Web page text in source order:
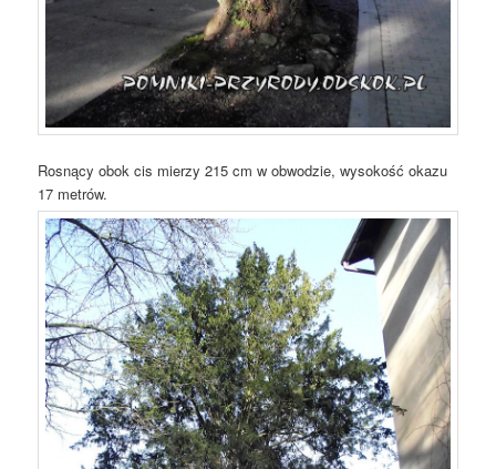
Rosnący obok cis mierzy 215 cm w obwodzie, wysokość okazu
17 metrów.